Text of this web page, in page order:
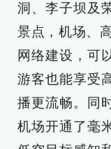
洞、李子坝及
景点，机场、
网络建设，可
游客也能享受
播更流畅。同
机场开通了毫